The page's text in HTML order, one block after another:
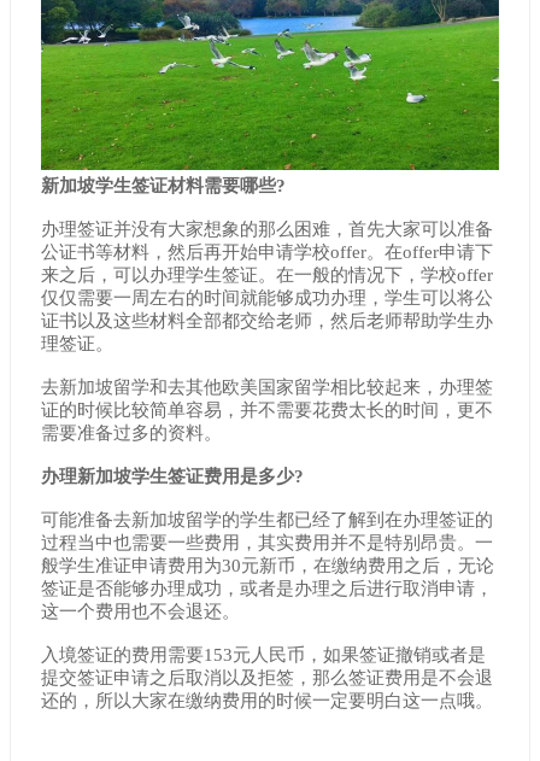
新加坡学生签证材料需要哪些?
办理签证并没有大家想象的那么困难，首先大家可以准备
公证书等材料，然后再开始申请学校offer。在offer申请下
来之后，可以办理学生签证。在一般的情况下，学校offer
仅仅需要一周左右的时间就能够成功办理，学生可以将公
证书以及这些材料全部都交给老师，然后老师帮助学生办
理签证。
去新加坡留学和去其他欧美国家留学相比较起来，办理签
证的时候比较简单容易，并不需要花费太长的时间，更不
需要准备过多的资料。
办理新加坡学生签证费用是多少?
可能准备去新加坡留学的学生都已经了解到在办理签证的
过程当中也需要一些费用，其实费用并不是特别昂贵。一
般学生准证申请费用为30元新币，在缴纳费用之后，无论
签证是否能够办理成功，或者是办理之后进行取消申请，
这一个费用也不会退还。
入境签证的费用需要153元人民币，如果签证撤销或者是
提交签证申请之后取消以及拒签，那么签证费用是不会退
还的，所以大家在缴纳费用的时候一定要明白这一点哦。